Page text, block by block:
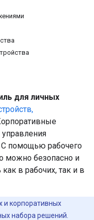
для личных
помощью рабочего
можно безопасно и
в рабочих, так и в
и корпоративных
набора решений.